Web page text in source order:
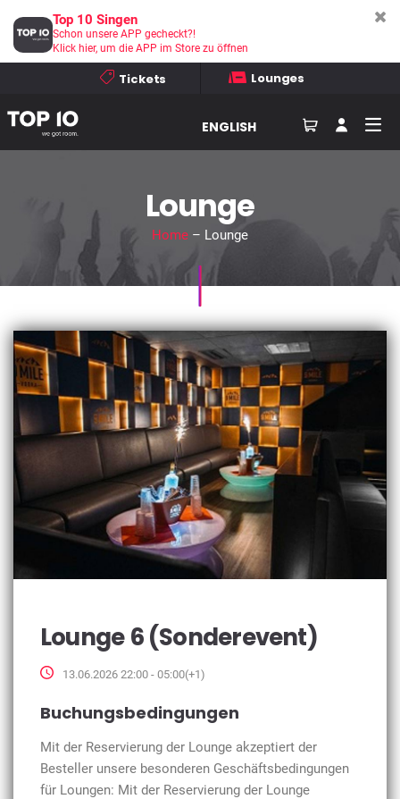
Tickets Lounges
ENGLISH
Lounge
Home– Lounge
Lounge 6 (Sonderevent)
13.06.2026 22:00 - 05:00(+1)
Buchungsbedingungen
Mit der Reservierung der Lounge akzeptiert der
Besteller unsere besonderen Geschäftsbedingungen
für Loungen: Mit der Reservierung der Lounge
Top 10 Singen
Schon unsere APP gecheckt?!
Klick hier, um die APP im Store zu öffnen